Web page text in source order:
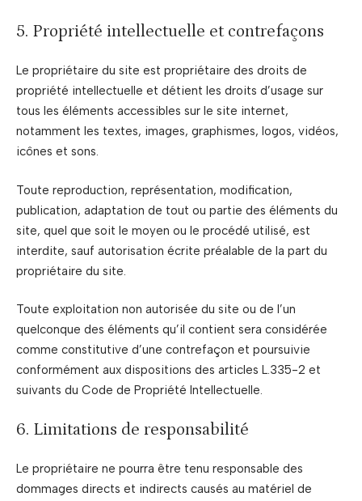
5. Propriété intellectuelle et contrefaçons
Le propriétaire du site est propriétaire des droits de
propriété intellectuelle et détient les droits d’usage sur
tous les éléments accessibles sur le site internet,
notamment les textes, images, graphismes, logos, vidéos,
icônes et sons.
Toute reproduction, représentation, modification,
publication, adaptation de tout ou partie des éléments du
site, quel que soit le moyen ou le procédé utilisé, est
interdite, sauf autorisation écrite préalable de la part du
propriétaire du site.
Toute exploitation non autorisée du site ou de l’un
quelconque des éléments qu’il contient sera considérée
comme constitutive d’une contrefaçon et poursuivie
conformément aux dispositions des articles L.335-2 et
suivants du Code de Propriété Intellectuelle.
6. Limitations de responsabilité
Le propriétaire ne pourra être tenu responsable des
dommages directs et indirects causés au matériel de